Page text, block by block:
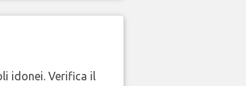
idonei. Verifica il